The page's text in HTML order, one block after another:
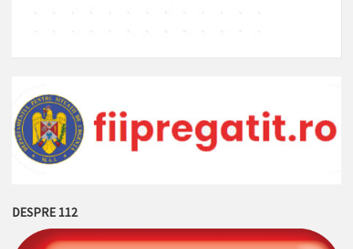
DESPRE 112